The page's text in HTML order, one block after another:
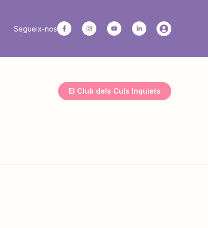
Segueix-nos
El Club dels Culs Inquiets